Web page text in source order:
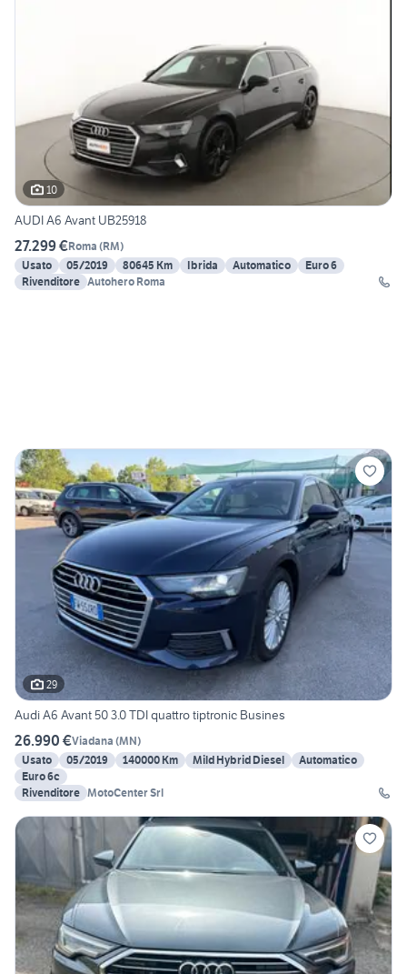
10
AUDI A6 Avant UB25918
27.299 €Roma (RM)
Usato
05/2019 80645 Km Ibrida Automatico
Euro 6
Rivenditore Autohero Roma
29
Audi A6 Avant 50 3.0 TDI quattro tiptronic Busines
26.990 €Viadana (MN)
Usato
05/2019 140000 Km Mild Hybrid Diesel
Automatico
Euro 6c
Rivenditore MotoCenter Srl